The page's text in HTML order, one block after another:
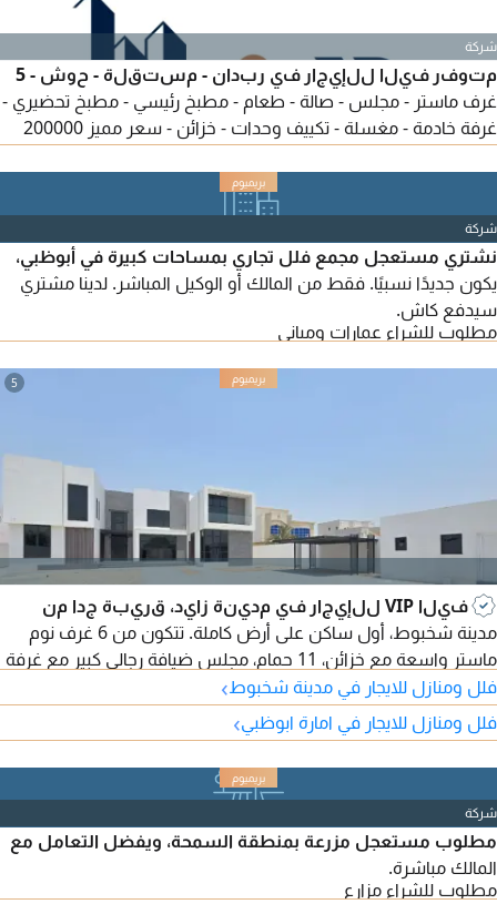
شركة
متوفر فيلا للإيجار في ربدان - مستقلة - حوش - 5
غرف ماستر - مجلس - صالة - طعام - مطبخ رئيسي - مطبخ تحضيري -
غرفة خادمة - مغسلة - تكييف وحدات - خزائن - سعر مميز 200000
لمزيد من التفاصيل تواصل معنا - المرجع MASAR - 1631
شركة
نشتري مستعجل مجمع فلل تجاري بمساحات كبيرة في أبوظبي،
يكون جديدًا نسبيًا. فقط من المالك أو الوكيل المباشر. لدينا مشتري
سيدفع كاش.
مطلوب للشراء عمارات ومباني
5
فيلا VIP للإيجار في مدينة زايد، قريبة جدا من
مدينة شخبوط، أول ساكن على أرض كاملة. تتكون من 6 غرف نوم
ماستر واسعة مع خزائن، 11 حمام، مجلس ضيافة رجالي كبير مع غرفة
واسعة، ديكورات وواجهة مميزة، تكييف مركزي، مطبخ رئيسي داخلي،
مطبخ رئيسي خارجي، مطبخ تحضيري، ملحق خدمات خارجي، غرفة
خادمة، غرفة غسيل، 2 مخزن، حوش واسع جدا، مظلات للسيارات
فلل ومنازل للايجار في مدينة شخبوط›
فلل ومنازل للايجار في امارة ابوظبي›
شركة
مطلوب مستعجل مزرعة بمنطقة السمحة، ويفضل التعامل مع
المالك مباشرة.
مطلوب للشراء مزارع